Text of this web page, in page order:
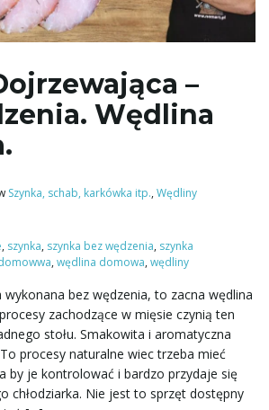
–
Wędlina
Szynka, schab, karkówka itp.,Wędliny
, szynka, szynka bez wędzenia, szynka
,wędlina domowa,wędliny
bez wędzenia, to zacna wędlina
zachodzące w mięsie czynią ten
stołu. Smakowita i aromatyczna
procesy naturalne wiec trzeba mieć
by je kontrolować i bardzo przydaje się
chłodziarka. Nie jest to sprzęt dostępny